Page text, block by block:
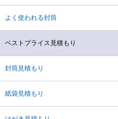
よく使われる封筒
ベストプライス見積もり
封筒見積もり
紙袋見積もり